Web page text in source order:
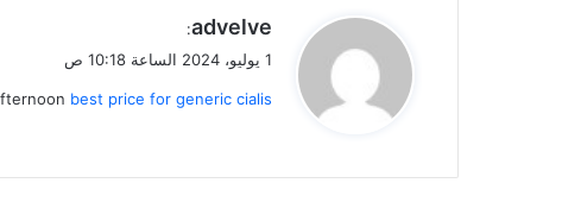
ي
ق
ل
advelve
:
1 يوليو، 2024 الساعة 10:18 ص
best price for generic cialis